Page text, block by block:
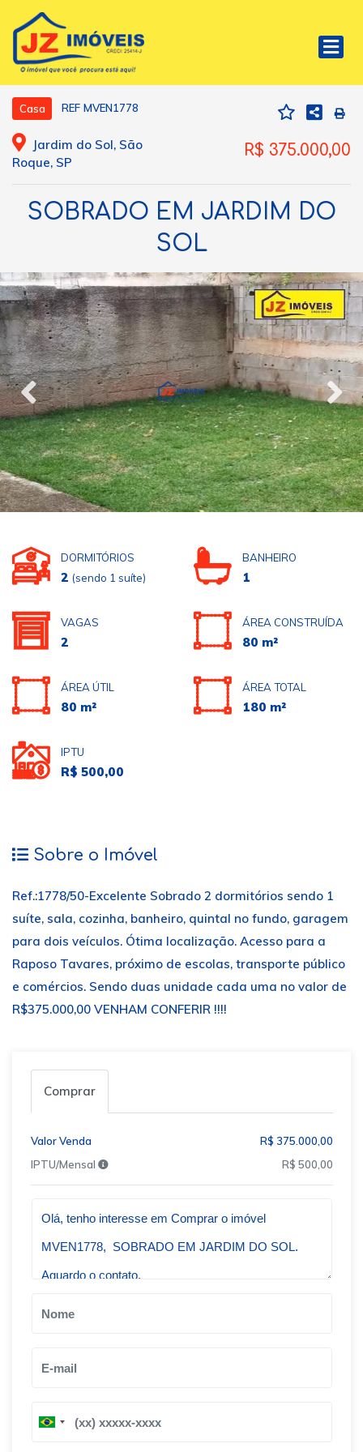
Casa REF MVEN1778
Jardim do Sol, São
Roque, SP
R$ 375.000,00
SOBRADO EM JARDIM DO
SOL
DORMITÓRIOS
2 (sendo 1 suíte)
BANHEIRO
1
VAGAS
2
ÁREA CONSTRUÍDA
80 m²
ÁREA ÚTIL
80 m²
ÁREA TOTAL
180 m²
IPTU
R$ 500,00
Sobre o Imóvel
Ref.:1778/50-Excelente Sobrado 2 dormitórios sendo 1
suíte, sala, cozinha, banheiro, quintal no fundo, garagem
para dois veículos. Ótima localização. Acesso para a
Raposo Tavares, próximo de escolas, transporte público
e comércios. Sendo duas unidade cada uma no valor de
R$375.000,00 VENHAM CONFERIR !!!!
Comprar
Valor Venda
R$ 375.000,00
IPTU/Mensal
R$ 500,00
B